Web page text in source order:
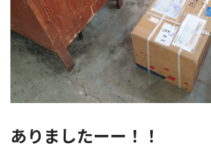
ありましたーー！！